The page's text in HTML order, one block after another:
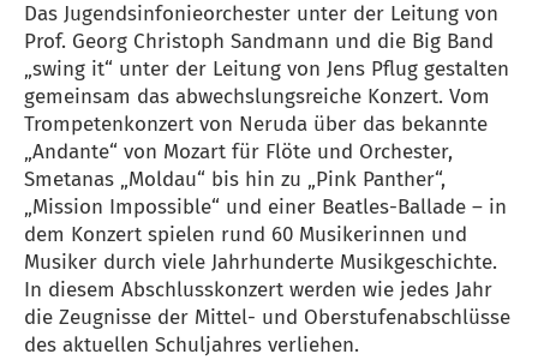
Das Jugendsinfonieorchester unter der Leitung von
Prof. Georg Christoph Sandmann und die Big Band
„swing it“ unter der Leitung von Jens Pflug gestalten
gemeinsam das abwechslungsreiche Konzert. Vom
Trompetenkonzert von Neruda über das bekannte
„Andante“ von Mozart für Flöte und Orchester,
Smetanas „Moldau“ bis hin zu „Pink Panther“,
„Mission Impossible“ und einer Beatles-Ballade – in
dem Konzert spielen rund 60 Musikerinnen und
Musiker durch viele Jahrhunderte Musikgeschichte.
In diesem Abschlusskonzert werden wie jedes Jahr
die Zeugnisse der Mittel- und Oberstufenabschlüsse
des aktuellen Schuljahres verliehen.